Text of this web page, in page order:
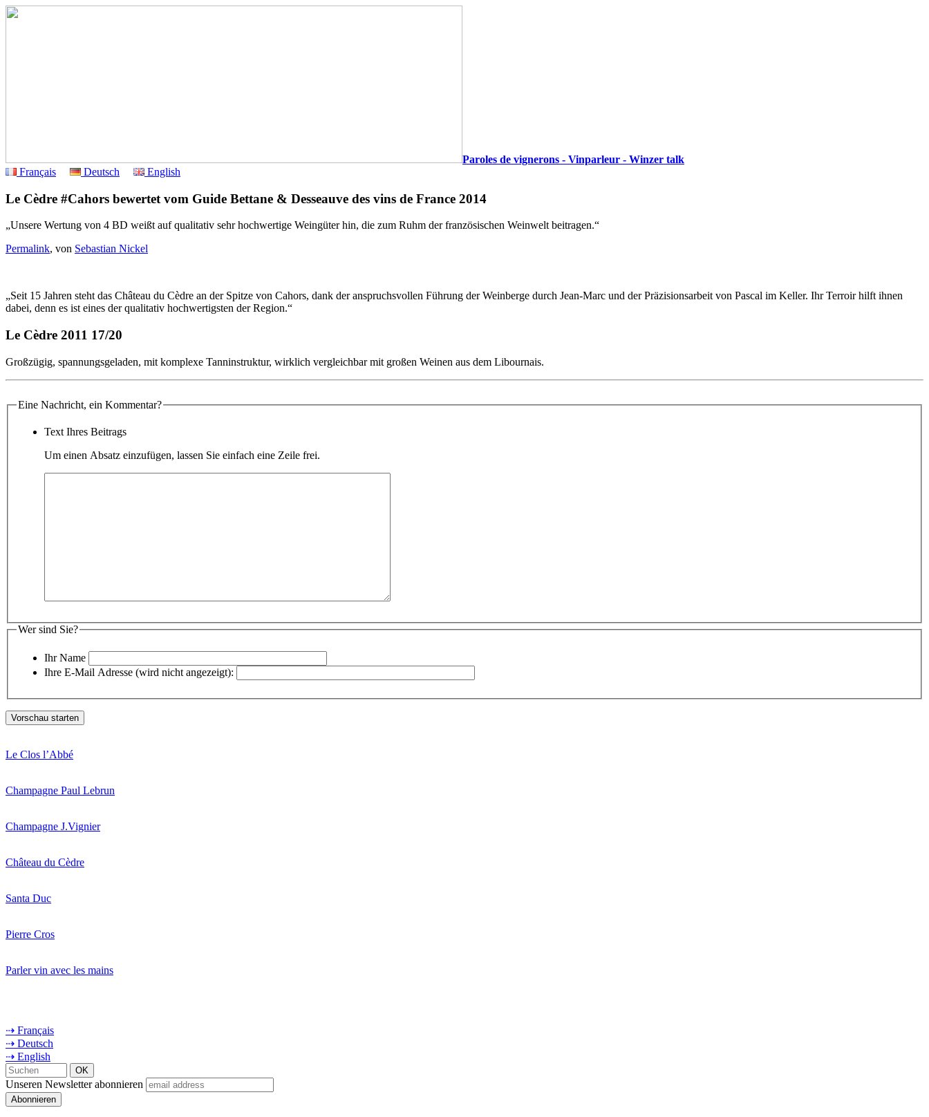
Paroles de vignerons - Vinparleur - Winzer talk
Français
Deutsch English
Le Cèdre #Cahors bewertet vom Guide Bettane & Desseauve des vins de France 2014
„Unsere Wertung von 4 BD weißt auf qualitativ sehr hochwertige Weingüter hin, die zum Ruhm der französischen Weinwelt beitragen.“
Permalink, von Sebastian Nickel
„Seit 15 Jahren steht das Château du Cèdre an der Spitze von Cahors, dank der anspruchsvollen Führung der Weinberge durch Jean-Marc und der Präzisionsarbeit von Pascal im Keller. Ihr Terroir hilft ihnen
dabei, denn es ist eines der qualitativ hochwertigsten der Region.“
Le Cèdre 2011 17/20
Großzügig, spannungsgeladen, mit komplexe Tanninstruktur, wirklich vergleichbar mit großen Weinen aus dem Libournais.
Eine Nachricht, ein Kommentar?
Text Ihres Beitrags
Um einen Absatz einzufügen, lassen Sie einfach eine Zeile frei.
Wer sind Sie?
Ihr Name
Ihre E-Mail Adresse (wird nicht angezeigt):
Le Clos l’Abbé
Champagne Paul Lebrun
Champagne J.Vignier
Château du Cèdre
Santa Duc
Pierre Cros
Parler vin avec les mains
⇢ Français
⇢ Deutsch
⇢ English
Unseren Newsletter abonnieren